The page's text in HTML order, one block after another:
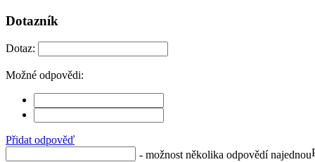
Dotazník
Dotaz:
Možné odpovědi:
Přidat odpověď
- možnost několika odpovědí najednou